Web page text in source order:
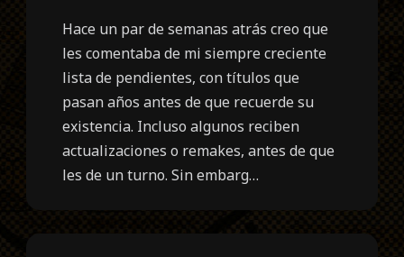
Hace un par de semanas atrás creo que
les comentaba de mi siempre creciente
lista de pendientes, con títulos que
pasan años antes de que recuerde su
existencia. Incluso algunos reciben
actualizaciones o remakes, antes de que
les de un turno. Sin embarg…